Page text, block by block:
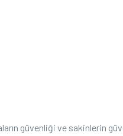
güvenliği ve sakinlerin